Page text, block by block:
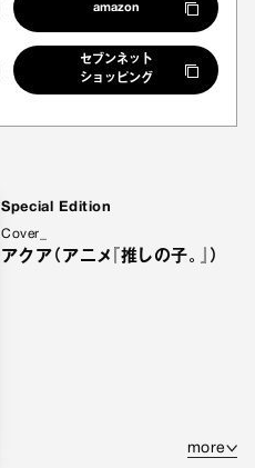
amazon
セブンネット
ショッピング
Special Edition
Cover_
アクア（アニメ『推しの子。』）
more